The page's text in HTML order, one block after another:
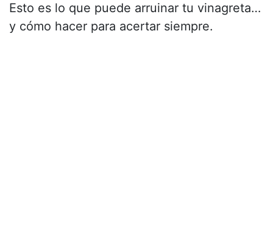
Esto es lo que puede arruinar tu vinagreta…
y cómo hacer para acertar siempre.